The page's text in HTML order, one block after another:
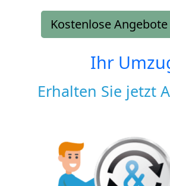
Kostenlose
Ihr
Erhalten Sie jetzt